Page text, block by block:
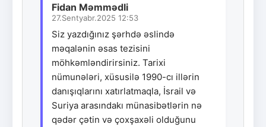
Fidan Məmmədli
27.Sentyabr.2025 12:53
Siz yazdığınız şərhdə əslində
məqalənin əsas tezisini
möhkəmləndirirsiniz. Tarixi
nümunələri, xüsusilə 1990-cı illərin
danışıqlarını xatırlatmaqla, İsrail və
Suriya arasındakı münasibətlərin nə
qədər çətin və çoxşaxəli olduğunu